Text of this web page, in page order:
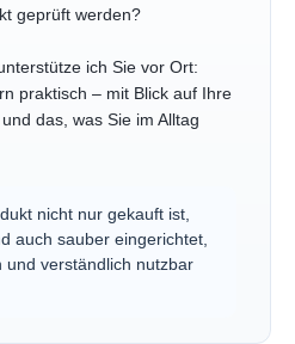
geprüft werden?
ich Sie vor Ort:
praktisch – mit Blick auf Ihre
das, was Sie im Alltag
nicht nur gekauft ist,
auch sauber eingerichtet,
und verständlich nutzbar